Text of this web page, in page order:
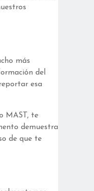
más
del
esa
MAST, te
demuestra
de que te